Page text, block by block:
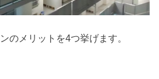
のメリットを4つ挙げます。